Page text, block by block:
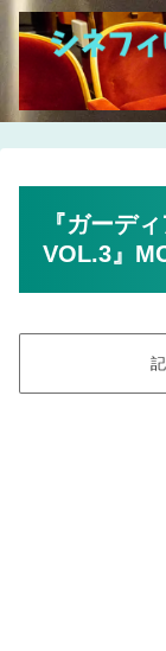
『ガーデ
VOL.3』